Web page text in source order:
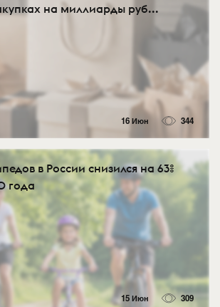
на миллиарды руб...
16 Июн 344
в России снизился на 63%
года
15 Июн 309